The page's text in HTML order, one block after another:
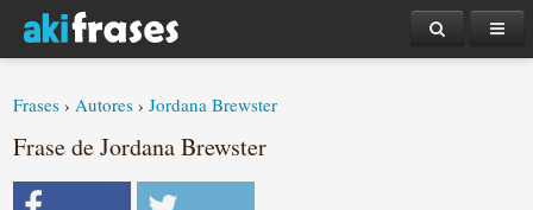
Frases ›Autores ›Jordana Brewster
Frase de Jordana Brewster